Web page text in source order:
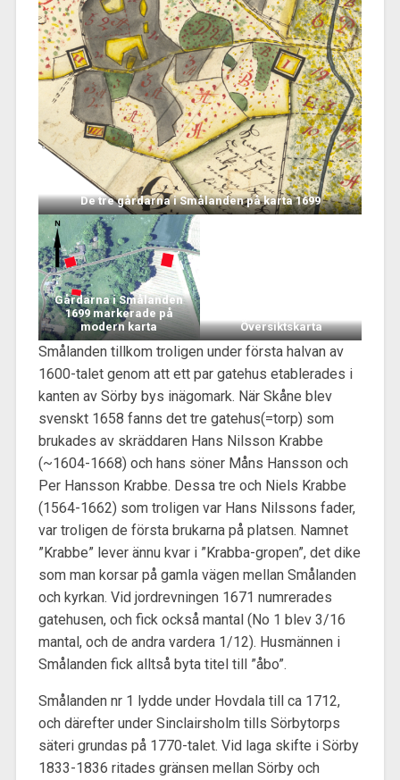
De tre gårdarna i Smålanden på karta 1699
Gårdarna i Smålanden
1699 markerade på
modern karta
Översiktskarta
Smålanden tillkom troligen under första halvan av
1600-talet genom att ett par gatehus etablerades i
kanten av Sörby bys inägomark. När Skåne blev
svenskt 1658 fanns det tre gatehus(=torp) som
brukades av skräd­daren Hans Nilsson Krabbe
(~1604-1668) och hans söner Måns Hans­son och
Per Hansson Krabbe. Dessa tre och Niels Krabbe
(1564-1662) som troligen var Hans Nilssons fader,
var troligen de första brukarna på platsen. Namnet
”Krabbe” lever ännu kvar i ”Krabba-gropen”, det dike
som man korsar på gamla vägen mellan Smålanden
och kyrkan. Vid jordrevningen 1671 numrerades
gatehusen, och fick också mantal (No 1 blev 3/16
mantal, och de andra vardera 1/12). Husmännen i
Smålanden fick alltså byta titel till ”åbo”.
Smålanden nr 1 lydde under Hovdala till ca 1712,
och därefter under Sinclairsholm tills Sörbytorps
säteri grundas på 1770-talet. Vid laga skifte i Sörby
1833-1836 ritades gränsen mellan Sörby och